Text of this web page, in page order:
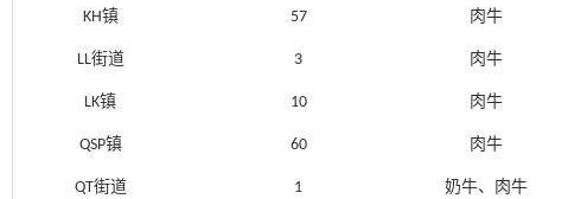
KH镇 57 肉牛
LL街道 3 肉牛
LK镇 10 肉牛
QSP镇 60 肉牛
QT街道 1 奶牛、肉牛